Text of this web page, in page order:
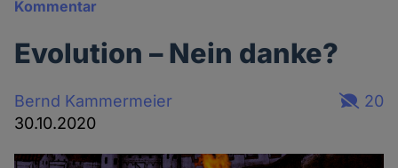
Kommentar
Evolution – Nein danke?
Bernd Kammermeier
30.10.2020
20